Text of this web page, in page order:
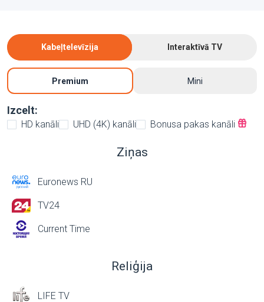
Kabeļtelevīzija Interaktīvā TV
Premium Mini
Izcelt:
HD kanāli UHD (4K) kanāli Bonusa pakas kanāli
Ziņas
Euronews RU
TV24
Current Time
Reliģija
LIFE TV